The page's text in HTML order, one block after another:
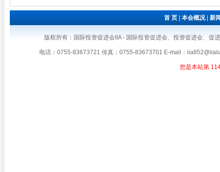
首 页 本会概况| 新
版权所有：国际投资促进会IIA - 国际投资促进会、投资促进会、
电话：0755-83673721 传真：0755-83673701 E-mail：
您是本站第